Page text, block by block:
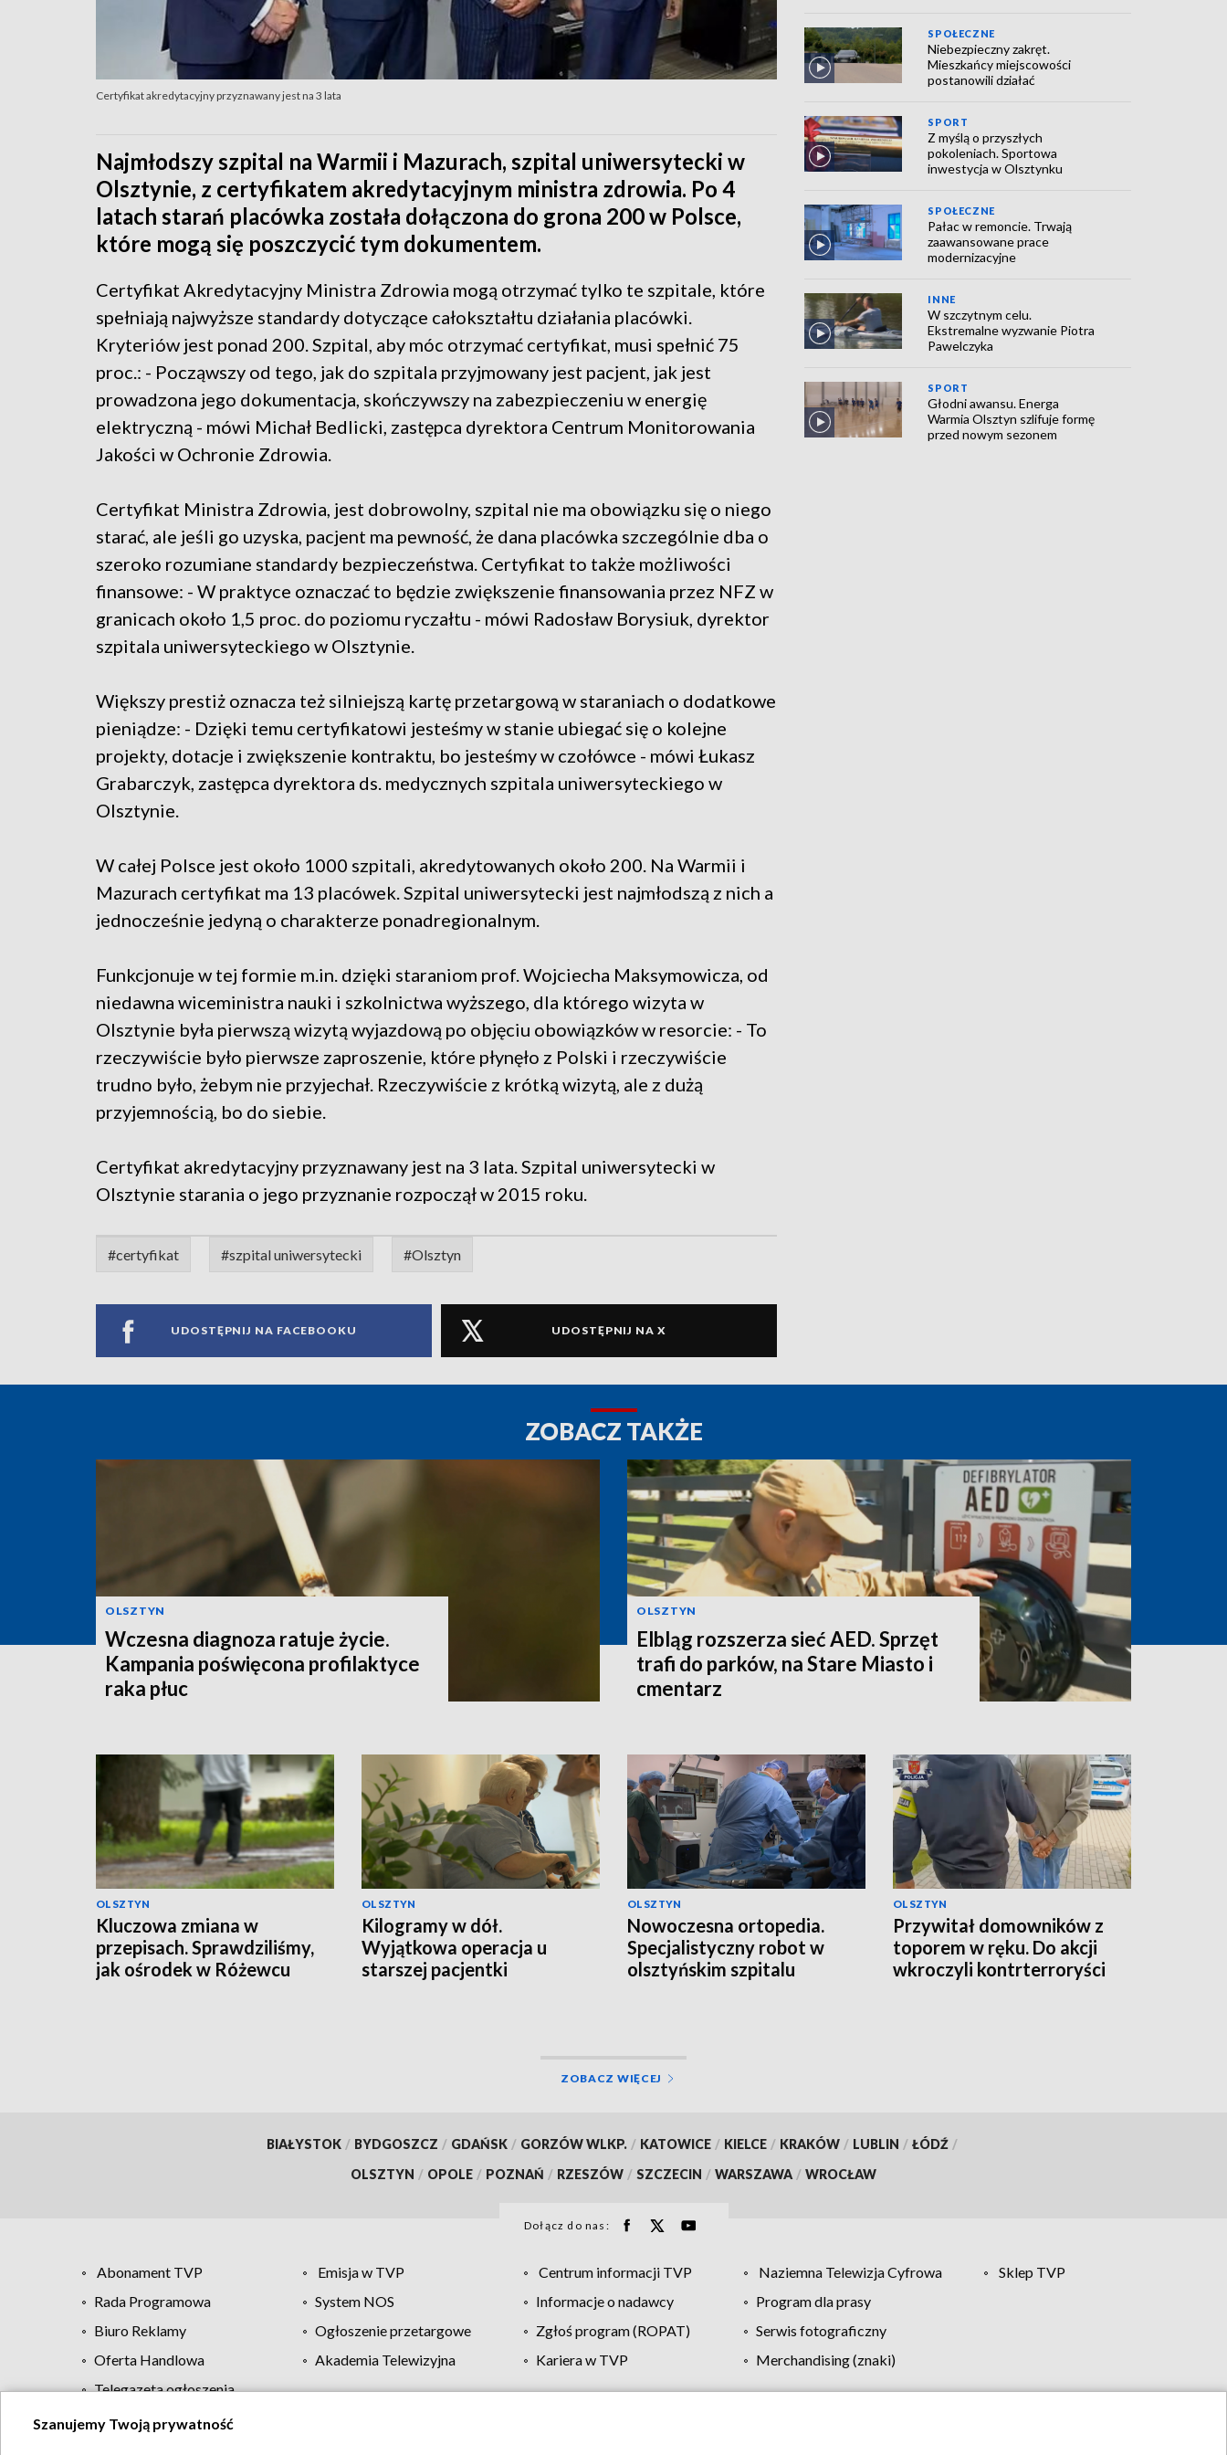
Certyfikat akredytacyjny przyznawany jest na 3 lata
Najmłodszy szpital na Warmii i Mazurach, szpital uniwersytecki w
Olsztynie, z certyfikatem akredytacyjnym ministra zdrowia. Po 4
latach starań placówka została dołączona do grona 200 w Polsce,
które mogą się poszczycić tym dokumentem.
Certyfikat Akredytacyjny Ministra Zdrowia mogą otrzymać tylko te szpitale, które
spełniają najwyższe standardy dotyczące całokształtu działania placówki.
Kryteriów jest ponad 200. Szpital, aby móc otrzymać certyfikat, musi spełnić 75
proc.: - Począwszy od tego, jak do szpitala przyjmowany jest pacjent, jak jest
prowadzona jego dokumentacja, skończywszy na zabezpieczeniu w energię
elektryczną - mówi Michał Bedlicki, zastępca dyrektora Centrum Monitorowania
Jakości w Ochronie Zdrowia.
Certyfikat Ministra Zdrowia, jest dobrowolny, szpital nie ma obowiązku się o niego
starać, ale jeśli go uzyska, pacjent ma pewność, że dana placówka szczególnie dba o
szeroko rozumiane standardy bezpieczeństwa. Certyfikat to także możliwości
finansowe: - W praktyce oznaczać to będzie zwiększenie finansowania przez NFZ w
granicach około 1,5 proc. do poziomu ryczałtu - mówi Radosław Borysiuk, dyrektor
szpitala uniwersyteckiego w Olsztynie.
Większy prestiż oznacza też silniejszą kartę przetargową w staraniach o dodatkowe
pieniądze: - Dzięki temu certyfikatowi jesteśmy w stanie ubiegać się o kolejne
projekty, dotacje i zwiększenie kontraktu, bo jesteśmy w czołówce - mówi Łukasz
Grabarczyk, zastępca dyrektora ds. medycznych szpitala uniwersyteckiego w
Olsztynie.
W całej Polsce jest około 1000 szpitali, akredytowanych około 200. Na Warmii i
Mazurach certyfikat ma 13 placówek. Szpital uniwersytecki jest najmłodszą z nich a
jednocześnie jedyną o charakterze ponadregionalnym.
Funkcjonuje w tej formie m.in. dzięki staraniom prof. Wojciecha Maksymowicza, od
niedawna wiceministra nauki i szkolnictwa wyższego, dla którego wizyta w
Olsztynie była pierwszą wizytą wyjazdową po objęciu obowiązków w resorcie: - To
rzeczywiście było pierwsze zaproszenie, które płynęło z Polski i rzeczywiście
trudno było, żebym nie przyjechał. Rzeczywiście z krótką wizytą, ale z dużą
przyjemnością, bo do siebie.
Certyfikat akredytacyjny przyznawany jest na 3 lata. Szpital uniwersytecki w
Olsztynie starania o jego przyznanie rozpoczął w 2015 roku.
#certyfikat #szpital uniwersytecki #Olsztyn
UDOSTĘPNIJ NA FACEBOOKU UDOSTĘPNIJ NA X
SPOŁECZNE
Niebezpieczny zakręt.
Mieszkańcy miejscowości
postanowili działać
SPORT
Z myślą o przyszłych
pokoleniach. Sportowa
inwestycja w Olsztynku
SPOŁECZNE
Pałac w remoncie. Trwają
zaawansowane prace
modernizacyjne
INNE
W szczytnym celu.
Ekstremalne wyzwanie Piotra
Pawelczyka
SPORT
Głodni awansu. Energa
Warmia Olsztyn szlifuje formę
przed nowym sezonem
ZOBACZ TAKŻE
OLSZTYN
Wczesna diagnoza ratuje życie.
Kampania poświęcona profilaktyce
raka płuc
OLSZTYN
Elbląg rozszerza sieć AED. Sprzęt
trafi do parków, na Stare Miasto i
cmentarz
OLSZTYN
Kluczowa zmiana w
przepisach. Sprawdziliśmy,
jak ośrodek w Różewcu
OLSZTYN
Kilogramy w dół.
Wyjątkowa operacja u
starszej pacjentki
OLSZTYN
Nowoczesna ortopedia.
Specjalistyczny robot w
olsztyńskim szpitalu
OLSZTYN
Przywitał domowników z
toporem w ręku. Do akcji
wkroczyli kontrterroryści
ZOBACZ WIĘCEJ
BIAŁYSTOK / BYDGOSZCZ / GDAŃSK / GORZÓW WLKP. / KATOWICE / KIELCE / KRAKÓW / LUBLIN / ŁÓDŹ /
OLSZTYN / OPOLE / POZNAŃ / RZESZÓW / SZCZECIN / WARSZAWA / WROCŁAW
Dołącz do nas:
Abonament TVP Emisja w TVP Centrum informacji TVP Naziemna Telewizja Cyfrowa
Sklep TVP
Rada Programowa
System NOS Informacje o nadawcy
Program dla prasy
Biuro Reklamy
Ogłoszenie przetargowe Zgłoś program (ROPAT)
Serwis fotograficzny
Oferta Handlowa
Akademia Telewizyjna Kariera w TVP
Merchandising (znaki)
Telegazeta ogłoszenia
Szanujemy Twoją prywatność